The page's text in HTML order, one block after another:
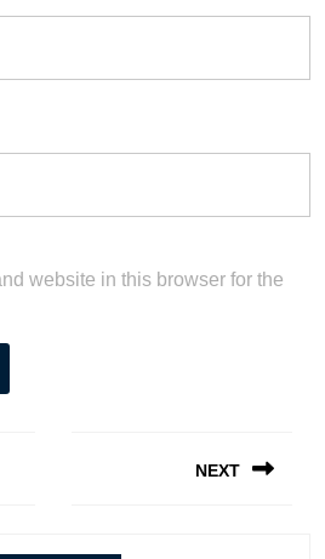
website in this browser for the
NEXT